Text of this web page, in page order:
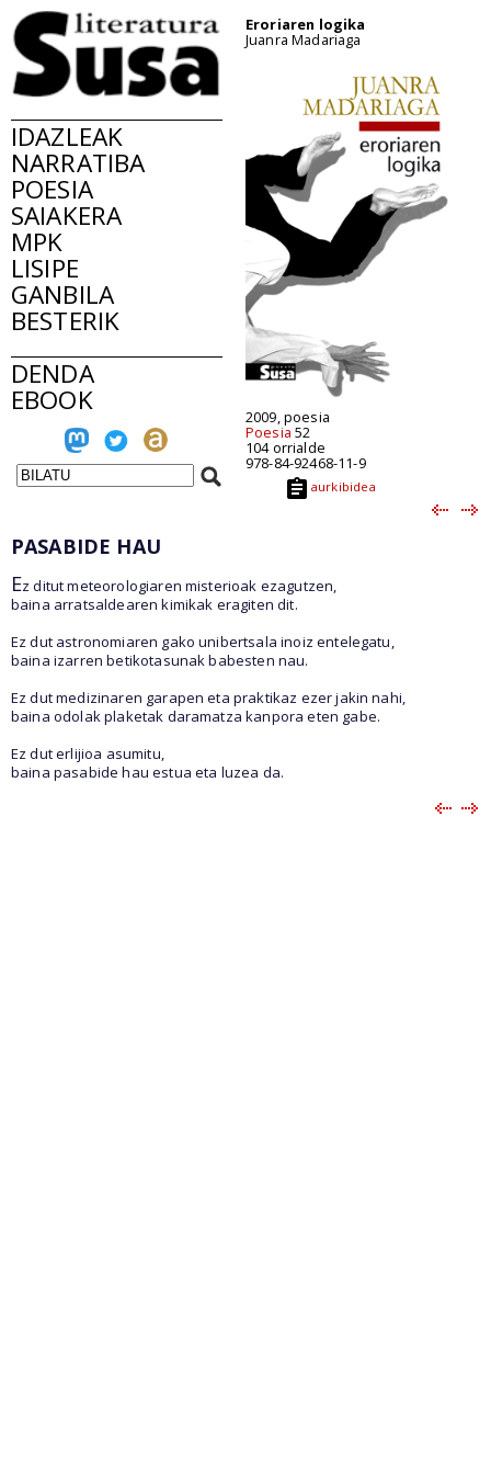
IDAZLEAK
NARRATIBA
POESIA
SAIAKERA
MPK
LISIPE
GANBILA
BESTERIK
DENDA
EBOOK
Eroriaren logika
Juanra Madariaga
2009, poesia
Poesia 52
104 orrialde
978-84-92468-11-9
aurkibidea
PASABIDE HAU
Ez ditut meteorologiaren misterioak ezagutzen,
baina arratsaldearen kimikak eragiten dit.
Ez dut astronomiaren gako unibertsala inoiz entelegatu,
baina izarren betikotasunak babesten nau.
Ez dut medizinaren garapen eta praktikaz ezer jakin nahi,
baina odolak plaketak daramatza kanpora eten gabe.
Ez dut erlijioa asumitu,
baina pasabide hau estua eta luzea da.